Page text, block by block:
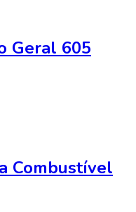
Geral 605
Combustível